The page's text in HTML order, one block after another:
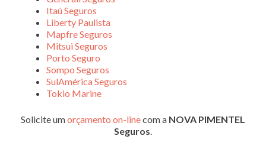
Itaú Seguros
Liberty Paulista
Mapfre Seguros
Mitsui Seguros
Porto Seguro
Sompo Seguros
SulAmérica Seguros
Tokio Marine
Solicite umorçamento on-linecom a NOVA PIMENTEL
Seguros.